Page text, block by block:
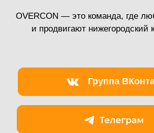
Присоединяйся к их соцсетям, будь
Высота.Киберпростр
анство